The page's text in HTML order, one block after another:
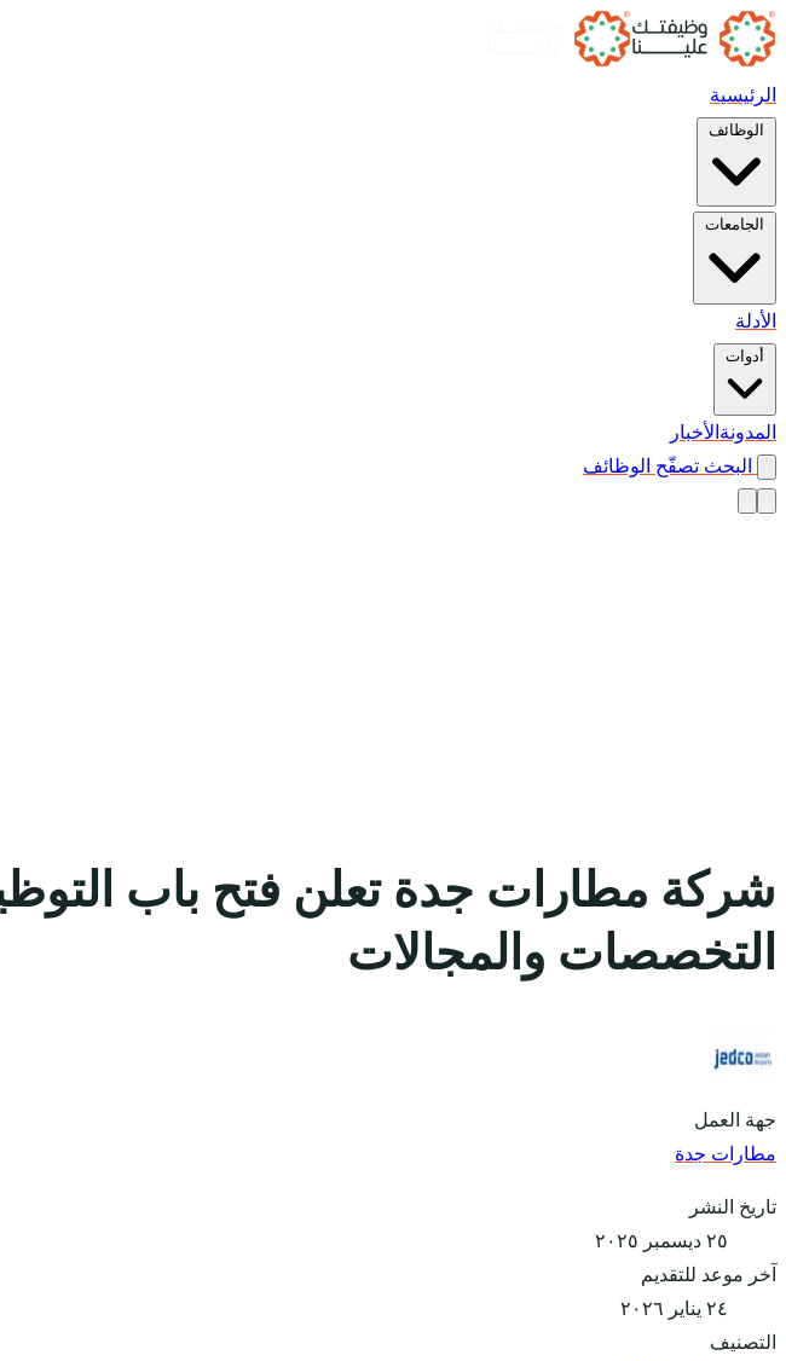
الرئيسية
الوظائف
الجامعات
الأدلة
أدوات
المدونة الأخبار
البحث تصفّح الوظائف
شركة مطارات جدة تعلن فتح باب
التخصصات والمجالات
جهة العمل
مطارات جدة
تاريخ النشر
٢٥ ديسمبر ٢٠٢٥
آخر موعد للتقديم
٢٤ يناير ٢٠٢٦
التصنيف